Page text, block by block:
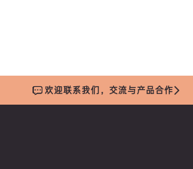
欢迎联系我们，交流与产品合作